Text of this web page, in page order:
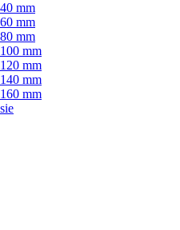
mm
mm
mm
mm
mm
mm
mm